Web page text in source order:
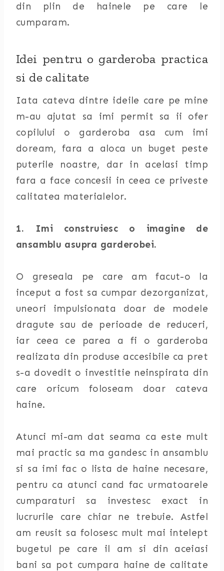
din plin de hainele pe care le
cumparam.
Idei pentru o garderoba practica
si de calitate
Iata cateva dintre ideile care pe mine
m-au ajutat sa imi permit sa ii ofer
copilului o garderoba asa cum imi
doream, fara a aloca un buget peste
puterile noastre, dar in acelasi timp
fara a face concesii in ceea ce priveste
calitatea materialelor.
1. Imi construiesc o imagine de
ansamblu asupra garderobei.
O greseala pe care am facut-o la
inceput a fost sa cumpar dezorganizat,
uneori impulsionata doar de modele
dragute sau de perioade de reduceri,
iar ceea ce parea a fi o garderoba
realizata din produse accesibile ca pret
s-a dovedit o investitie neinspirata din
care oricum foloseam doar cateva
haine.
Atunci mi-am dat seama ca este mult
mai practic sa ma gandesc in ansamblu
si sa imi fac o lista de haine necesare,
pentru ca atunci cand fac urmatoarele
cumparaturi sa investesc exact in
lucrurile care chiar ne trebuie. Astfel
am reusit sa folosesc mult mai intelept
bugetul pe care il am si din aceiasi
bani sa pot cumpara haine de calitate